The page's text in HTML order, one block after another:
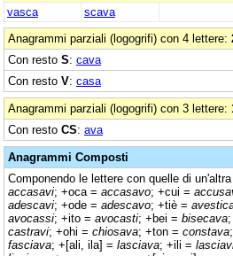
vasca
scava
Anagrammi parziali (logogrifi) con 4 lettere:
Con resto S: cava
Con resto V: casa
Anagrammi parziali (logogrifi) con 3 lettere:
Con resto CS: ava
Anagrammi Composti
Componendo le lettere con quelle di
accasavi; +oca = accasavo; +cui =
adescavi; +ode = adescavo; +tiè =
avocassi; +ito = avocasti; +bei = bisecava
castravi; +ohi = chiosava; +ton = constava
fasciava; +[ali, ila] = lasciava; +ili =